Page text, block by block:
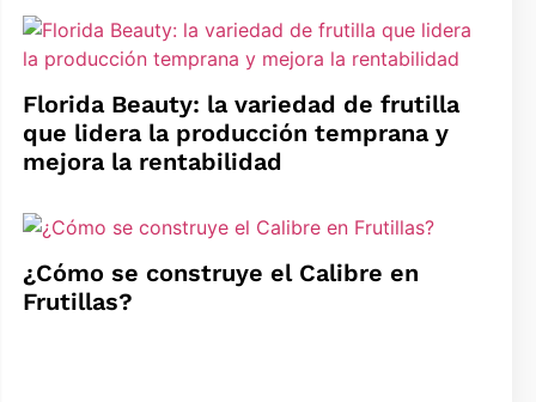
Florida Beauty: la variedad de frutilla
que lidera la producción temprana y
mejora la rentabilidad
¿Cómo se construye el Calibre en
Frutillas?